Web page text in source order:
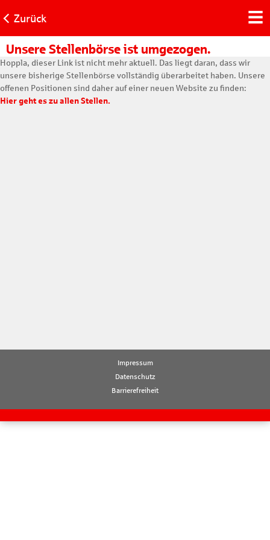
Zurück
Unsere Stellenbörse ist umgezogen.
Hoppla, dieser Link ist nicht mehr aktuell. Das liegt daran, dass wir
unsere bisherige Stellenbörse vollständig überarbeitet haben. Unsere
offenen Positionen sind daher auf einer neuen Website zu finden:
Hier geht es zu allen Stellen.
Impressum
Datenschutz
Barrierefreiheit